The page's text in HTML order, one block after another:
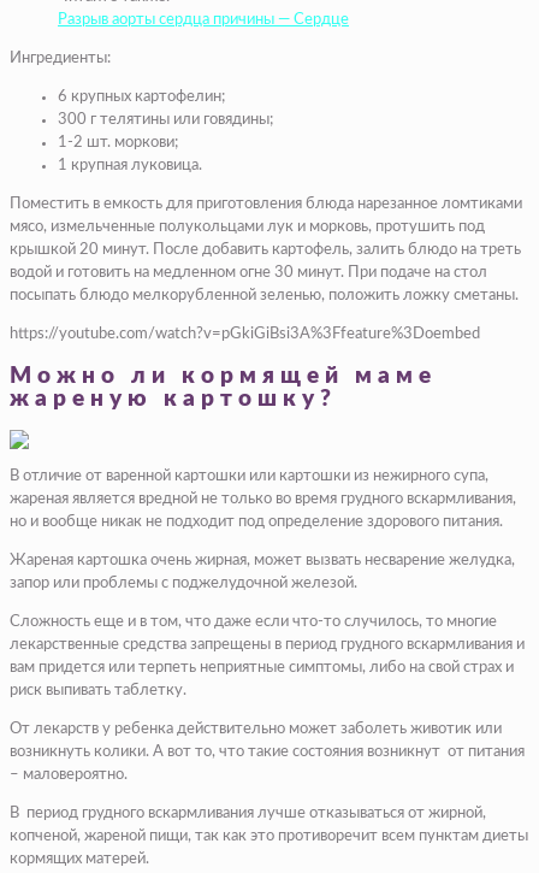
Разрыв аорты сердца причины — Сердце
Ингредиенты:
6 крупных картофелин;
300 г телятины или говядины;
1-2 шт. моркови;
1 крупная луковица.
Поместить в емкость для приготовления блюда нарезанное ломтиками
мясо, измельченные полукольцами лук и морковь, протушить под
крышкой 20 минут. После добавить картофель, залить блюдо на треть
водой и готовить на медленном огне 30 минут. При подаче на стол
посыпать блюдо мелкорубленной зеленью, положить ложку сметаны.
https://youtube.com/watch?v=pGkiGiBsi3A%3Ffeature%3Doembed
Можно ли кормящей маме
жареную картошку?
В отличие от варенной картошки или картошки из нежирного супа,
жареная является вредной не только во время грудного вскармливания,
но и вообще никак не подходит под определение здорового питания.
Жареная картошка очень жирная, может вызвать несварение желудка,
запор или проблемы с поджелудочной железой.
Сложность еще и в том, что даже если что-то случилось, то многие
лекарственные средства запрещены в период грудного вскармливания и
вам придется или терпеть неприятные симптомы, либо на свой страх и
риск выпивать таблетку.
От лекарств у ребенка действительно может заболеть животик или
возникнуть колики. А вот то, что такие состояния возникнут от питания
– маловероятно.
В период грудного вскармливания лучше отказываться от жирной,
копченой, жареной пищи, так как это противоречит всем пунктам диеты
кормящих матерей.